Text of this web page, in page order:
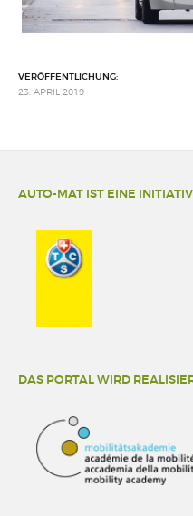
VERÖFFENTLICHUNG:
23. APRIL 2019
AUTO-MAT IST EINE
DAS PORTAL WIRD